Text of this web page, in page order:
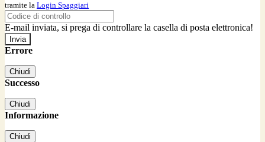
tramite la Login Spaggiari
E-mail inviata, si prega di controllare la casella di posta elettronica!
Errore
Chiudi
Successo
Chiudi
Informazione
Chiudi